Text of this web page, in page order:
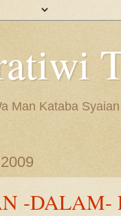
Man Kataba
-DALAM-